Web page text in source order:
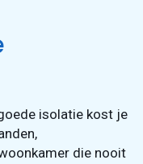
isolatie kost je
die nooit